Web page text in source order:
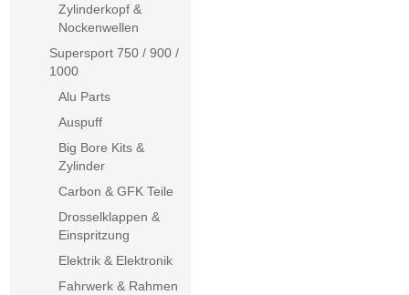
Zylinderkopf &
Nockenwellen
Supersport 750 / 900 /
1000
Alu Parts
Auspuff
Big Bore Kits &
Zylinder
Carbon & GFK Teile
Drosselklappen &
Einspritzung
Elektrik & Elektronik
Fahrwerk & Rahmen